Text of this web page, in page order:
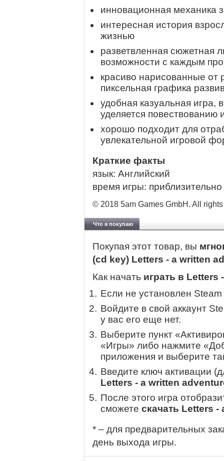
инновационная механика
интересная история
жизнью
разветвленная сюжетная
возможности с каждым
красиво нарисованные
пиксельная графика
удобная казуальная игра,
уделяется повествованию
хорошо подходит для
увлекательной игровой
Краткие факты
язык: Английский
время игры:
© 2018 5am Games GmbH. All
Что я покупаю
Покупая этот товар, вы
(cd key) Letters - a written
Как начать играть в Letters
Если не установлен
Войдите в свой аккаунт
у вас его еще нет.
Выберите пункт
«Игры» либо нажмите
приложения и выберите
Введите ключ активации
Letters - a written
После этого игра
сможете скачать Letters
* – для предварительных
день выхода игры.